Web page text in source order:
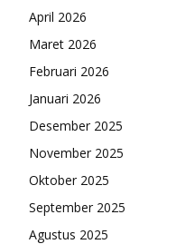
April 2026
Maret 2026
Februari 2026
Januari 2026
Desember 2025
November 2025
Oktober 2025
September 2025
Agustus 2025